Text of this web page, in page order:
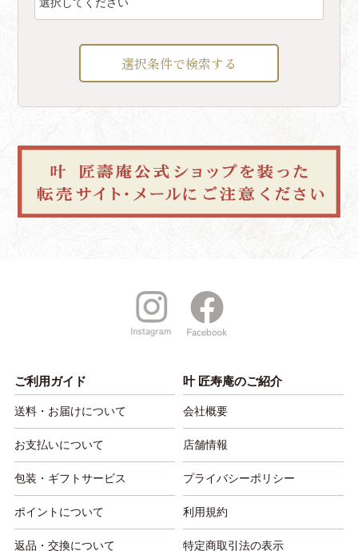
選択条件で検索する
ご利用ガイド
送料・お届けについて
お支払いについて
包装・ギフトサービス
ポイントについて
返品・交換について
叶 匠寿庵のご紹介
会社概要
店舗情報
プライバシーポリシー
利用規約
特定商取引法の表示